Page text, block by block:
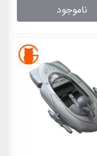
ناموجود